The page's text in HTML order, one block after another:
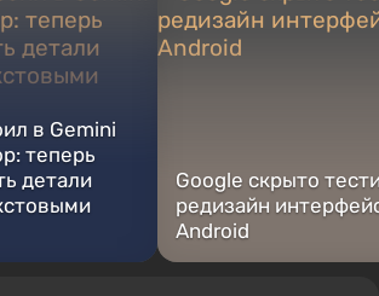
а любовь к электроники
начинки PC, поэтому я всегда
чего-то нового и интересного в области
в Gemini
теперь
детали
Google скрыто
редизайн
Android